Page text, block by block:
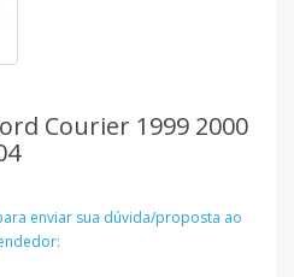
Courier 1999 2000
enviar sua dúvida/proposta ao